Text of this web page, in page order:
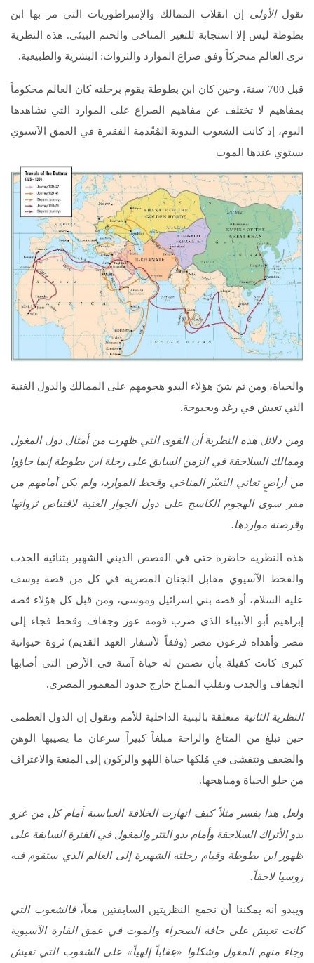
تقولالأولى إن انقلاب الممالك والإمبراطوريات التي مر بها ابن
بطوطة ليس إلا استجابة للتغير المناخي والحتم البيئي. هذه النظرية
ترى العالم متحركاً وفق صراع الموارد والثروات: البشرية والطبيعية.
قبل 700 سنة، وحين كان ابن بطوطة يقوم برحلته كان العالم محكوماً
بمفاهيم لا تختلف عن مفاهيم الصراع على الموارد التي نشاهدها
اليوم، إذ كانت الشعوب البدوية المُعّدمة الفقيرة في العمق الآسيوي
يستوي عندها الموت
والحياة، ومن ثم شنَ هؤلاء البدو هجومهم على الممالك والدول الغنية
التي تعيش في رغد وبحبوحة.
ومن دلائل هذه النظرية أن القوى التي ظهرت من أمثال دول المغول
وممالك السلاجقة في الزمن السابق على رحلة ابن بطوطة إنما جاؤوا
من أراضٍ تعاني التغيّر المناخي وقحط الموارد، ولم يكن أمامهم من
مفر سوى الهجوم الكاسح على دول الجوار الغنية لاقتناص ثرواتها
وقرصنة مواردها.
هذه النظرية حاضرة حتى في القصص الديني الشهير بثنائية الجدب
والقحط الآسيوي مقابل الجنان المصرية في كل من قصة يوسف
عليه السلام، أو قصة بني إسرائيل وموسى، ومن قبل كل هؤلاء قصة
إبراهيم أبو الأنبياء الذي ضرب قومه عوز وجفاف وقحط فجاء إلى
مصر وأهداه فرعون مصر (وفقاً لأسفار العهد القديم) ثروة حيوانية
كبرى كانت كفيلة بأن تضمن له حياة آمنة في الأرض التي أصابها
الجفاف والجدب وتقلب المناخ خارج حدود المعمور المصري.
النظرية الثانية متعلقة بالبنية الداخلية للأمم وتقول إن الدول العظمى
حين تبلغ من المتاع والراحة مبلغاً كبيراً سرعان ما يصيبها الوهن
والضعف وتتفشى في مُلكها حياة اللهو والركون إلى المتعة والاغتراف
من حلو الحياة ومباهجها.
ولعل هذا يفسر مثلاً كيف انهارت الخلافة العباسية أمام كل من غزو
بدو الأتراك السلاجقة وأمام بدو التتر والمغول في الفترة السابقة على
ظهور ابن بطوطة وقيام رحلته الشهيرة إلى العالم الذي ستقوم فيه
روسيا لاحقاً.
ويبدو أنه يمكننا أن نجمع النظريتين السابقتين معاً،فالشعوب التي
كانت تعيش على حافة الصحراء والموت في عمق القارة الآسيوية
وجاء منهم المغول وشكلوا «عِقاباً إلهياً» على الشعوب التي تعيش